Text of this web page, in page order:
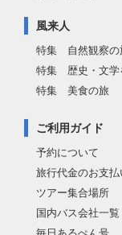
風来人
特集 自然観察の
特集 歴史・文学
特集 美食の旅
ご利用ガイド
予約について
旅行代金のお支払
ツアー集合場所
国内バス会社一覧